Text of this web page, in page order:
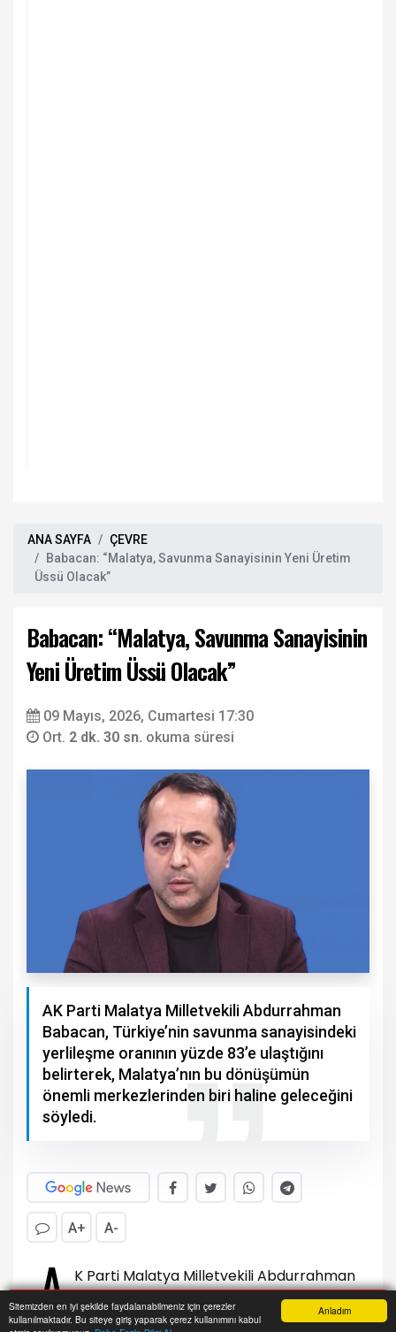
Anladım
Sitemizden en iyi şekilde faydalanabilmeniz için çerezler
kullanılmaktadır. Bu siteye giriş yaparak çerez kullanımını kabul
ANA SAYFA
ÇEVRE
Babacan: “Malatya, Savunma Sanayisinin Yeni Üretim
Üssü Olacak”
Babacan: “Malatya, Savunma Sanayisinin
Yeni Üretim Üssü Olacak”
09 Mayıs, 2026, Cumartesi 17:30
Ort. 2 dk. 30 sn. okuma süresi
AK Parti Malatya Milletvekili Abdurrahman
Babacan, Türkiye’nin savunma sanayisindeki
yerlileşme oranının yüzde 83’e ulaştığını
belirterek, Malatya’nın bu dönüşümün
önemli merkezlerinden biri haline geleceğini
söyledi.
A+ A-
A K Parti Malatya Milletvekili Abdurrahman
Babacan, Türkiye’nin savunma
sanayisindeki yerlileşme oranının yüzde 83’e